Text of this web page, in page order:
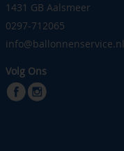
1431 GB Aalsmeer
0297-712065
info@ballonnenservice.nl
Volg Ons